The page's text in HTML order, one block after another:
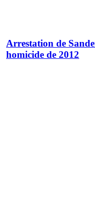
Arrestation de
homicide de 2012